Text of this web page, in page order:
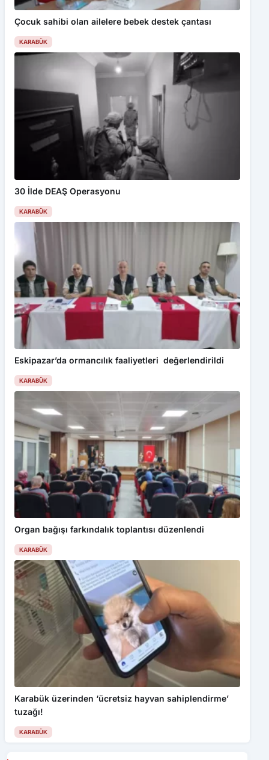
Çocuk sahibi olan ailelere bebek destek çantası
KARABÜK
30 İlde DEAŞ Operasyonu
KARABÜK
Eskipazar’da ormancılık faaliyetleri değerlendirildi
KARABÜK
Organ bağışı farkındalık toplantısı düzenlendi
KARABÜK
Karabük üzerinden ‘ücretsiz hayvan sahiplendirme’
tuzağı!
KARABÜK